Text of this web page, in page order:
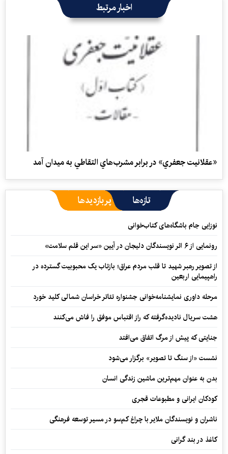
اخبار مرتبط
«عقلانيت جعفري» در برابر مشرب‌هاي التقاطي به ميدان آمد
تازه‌ها پربازدیدها
نوزایی جام باشگاه‌های کتاب‌خوانی
رونمایی از ۶ اثر نویسندگان دلیجان در آیین «سر این قلم سلامت»
از تصویر رهبر شهید تا قلب مردم عراق؛ بازتاب یک محبوبیت گسترده در
راهپیمایی اربعین
مرحله داوری نمایشنامه‌خوانی جشنواره تئاتر خراسان شمالی کلید خورد
هشت سریال نادیده‌گرفته که راز اقتباس موفق را فاش می‌کنند
جنایتی که پیش از مرگ اتفاق می‌افتد
نشست «از سنگ تا تصویر» برگزار می‌شود
بدن به عنوان مهم‌ترین ماشین زندگی انسان
کودکان ایرانی و مطبوعات قجری
ناشران و نویسندگان ملایر با چراغ کم‌سو در مسیر توسعه فرهنگی
کاغذ در بند گرانی